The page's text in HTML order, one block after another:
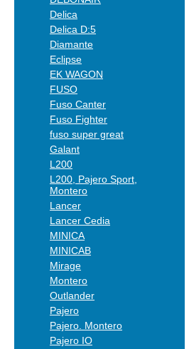
Delica
Delica D:5
Diamante
Eclipse
EK WAGON
FUSO
Fuso Canter
Fuso Fighter
fuso super great
Galant
L200
L200, Pajero Sport,
Montero
Lancer
Lancer Cedia
MINICA
MINICAB
Mirage
Montero
Outlander
Pajero
Pajero. Montero
Pajero IO